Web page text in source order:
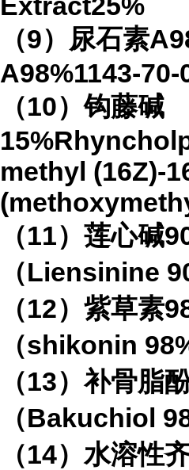
（9）尿石素
A98%1143-70-
（10）钩藤碱
methyl (16Z)-
（11）莲心碱
（Liensinine
（12）紫草素
（shikonin
（13）补骨脂
（Bakuchiol
（14）水溶性